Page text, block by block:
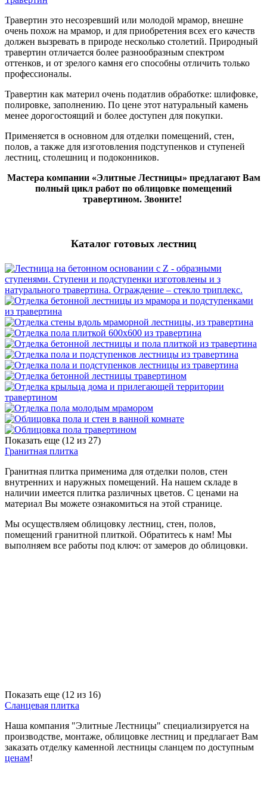
Травертин это несозревший или молодой мрамор, внешне
очень похож на мрамор, и для приобретения всех его качеств
должен вызревать в природе несколько столетий. Природный
травертин отличается более разнообразным спектром
оттенков, и от зрелого камня его способны отличить только
профессионалы.
Травертин как материл очень податлив обработке: шлифовке,
полировке, заполнению. По цене этот натуральный камень
менее дорогостоящий и более доступен для покупки.
Применяется в основном для отделки помещений, стен,
полов, а также для изготовления подступенков и ступеней
лестниц, столешниц и подоконников.
Мастера компании «Элитные Лестницы» предлагают Вам
полный цикл работ по облицовке помещений
травертином. Звоните!
Каталог готовых лестниц
Показать еще (12 из 27)
Гранитная плитка
Гранитная плитка применима для отделки полов, стен
внутренних и наружных помещений. На нашем складе в
наличии имеется плитка различных цветов. С ценами на
материал Вы можете ознакомиться на этой странице.
Мы осуществляем облицовку лестниц, стен, полов,
помещений гранитной плиткой. Обратитесь к нам! Мы
выполняем все работы под ключ: от замеров до облицовки.
Показать еще (12 из 16)
Сланцевая плитка
Наша компания "Элитные Лестницы" специализируется на
производстве, монтаже, облицовке лестниц и предлагает Вам
заказать отделку каменной лестницы сланцем по доступным
ценам!